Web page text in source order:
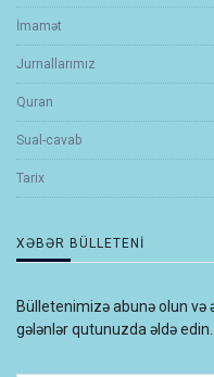
İmamət
Jurnallarımız
Quran
Sual-cavab
Tarix
XƏBƏR BÜLLETENI
Bülletenimizə abunə olun
gələnlər qutunuzda əldə edin.